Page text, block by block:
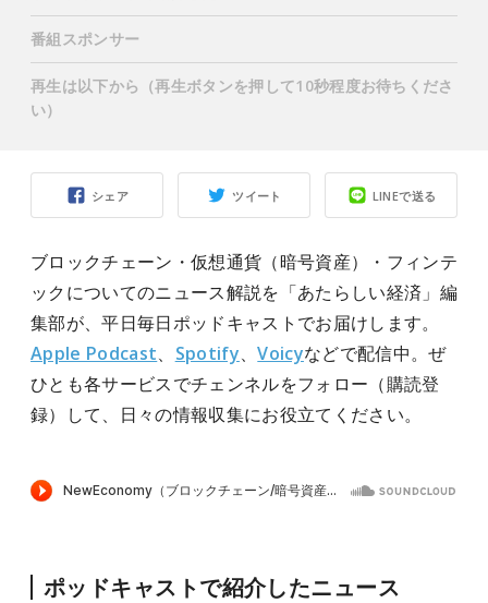
シェア ツイート LINEで送る
ブロックチェーン・仮想通貨（暗号資産）・フィンテ
ックについてのニュース解説を「あたらしい経済」編
集部が、平日毎日ポッドキャストでお届けします。
Apple Podcast、 Spotify、Voicyなどで配信中。ぜ
ひとも各サービスでチェンネルをフォロー（購読登
録）して、日々の情報収集にお役立てください。
ポッドキャストで紹介したニュース
番組スポンサー
再生は以下から（再生ボタンを押して10秒程度お待ちくださ
い）